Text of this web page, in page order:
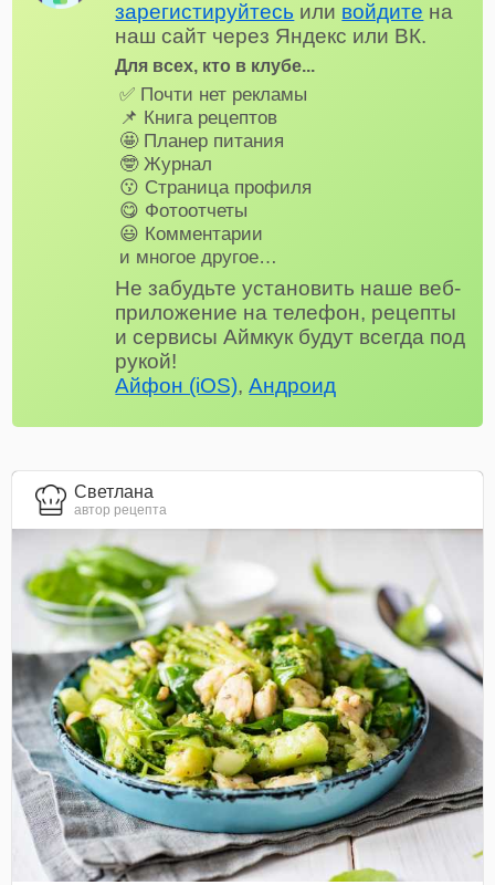
зарегистируйтесь или войдите на
наш сайт через Яндекс или ВК.
Для всех, кто в клубе...
✅ Почти нет рекламы
📌 Книга рецептов
🤩 Планер питания
🤓 Журнал
😗 Страница профиля
😋 Фотоотчеты
😃 Комментарии
и многое другое…
Не забудьте установить наше веб-
приложение на телефон, рецепты
и сервисы Аймкук будут всегда под
рукой!
Айфон (iOS),Андроид
Светлана
автор рецепта